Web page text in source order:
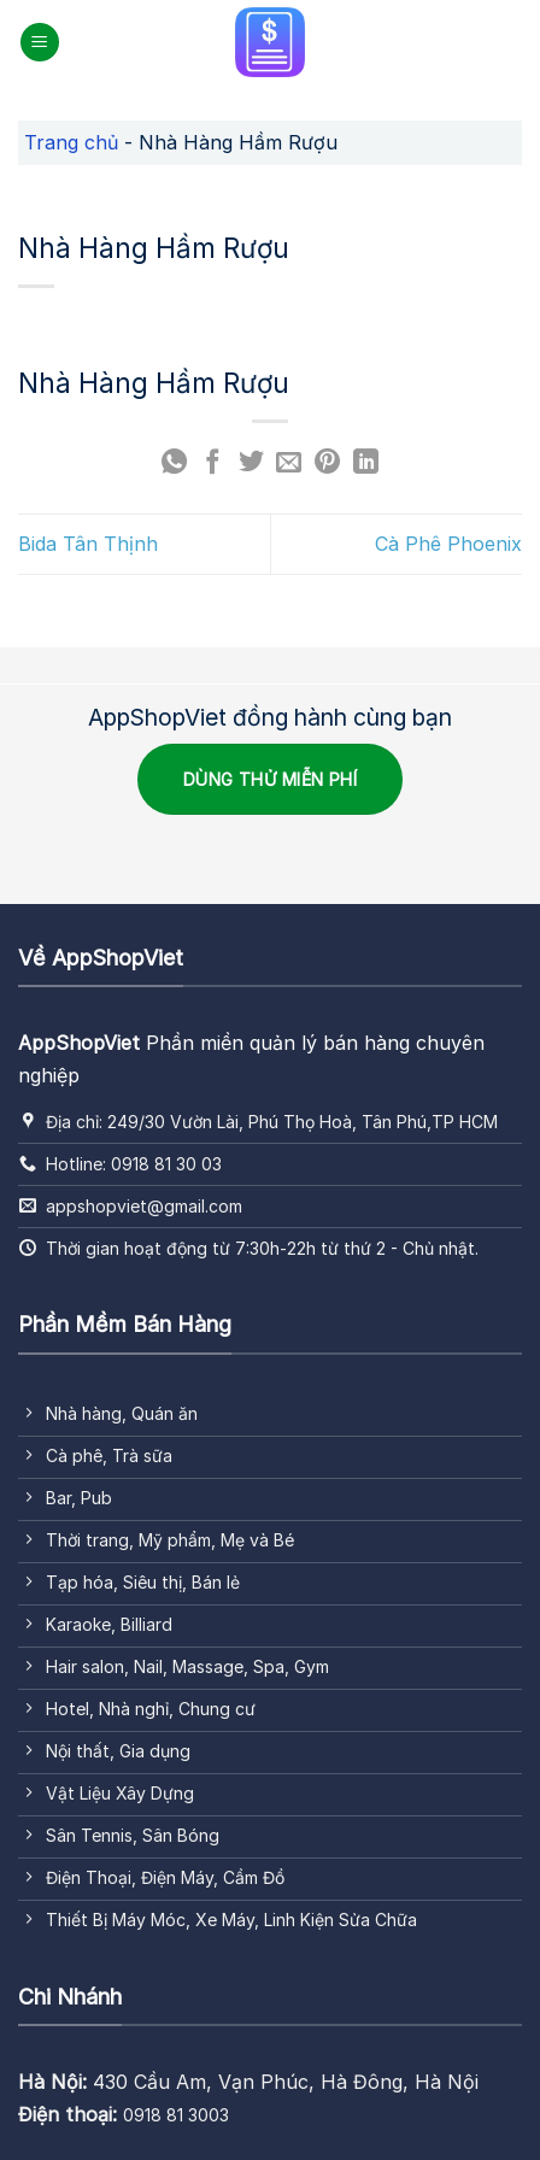
Trang chủ - Nhà Hàng Hầm Rượu
Nhà Hàng Hầm Rượu
Nhà Hàng Hầm Rượu
Bida Tân Thịnh Cà Phê Phoenix
AppShopViet đồng hành cùng bạn
DÙNG THỬ MIỄN PHÍ
Về AppShopViet
AppShopViet Phần miền quản lý bán hàng chuyên
nghiệp
Địa chỉ: 249/30 Vườn Lài, Phú Thọ Hoà, Tân Phú,TP HCM
Hotline: 0918 81 30 03
appshopviet@gmail.com
Thời gian hoạt động từ 7:30h-22h từ thứ 2 - Chủ nhật.
Phần Mềm Bán Hàng
Nhà hàng, Quán ăn
Cà phê, Trà sữa
Bar, Pub
Thời trang, Mỹ phẩm, Mẹ và Bé
Tạp hóa, Siêu thị, Bán lẻ
Karaoke, Billiard
Hair salon, Nail, Massage, Spa, Gym
Hotel, Nhà nghỉ, Chung cư
Nội thất, Gia dụng
Vật Liệu Xây Dựng
Sân Tennis, Sân Bóng
Điện Thoại, Điện Máy, Cầm Đồ
Thiết Bị Máy Móc, Xe Máy, Linh Kiện Sửa Chữa
Chi Nhánh
Hà Nội: 430 Cầu Am, Vạn Phúc, Hà Đông, Hà Nội
Điện thoại: 0918 81 3003